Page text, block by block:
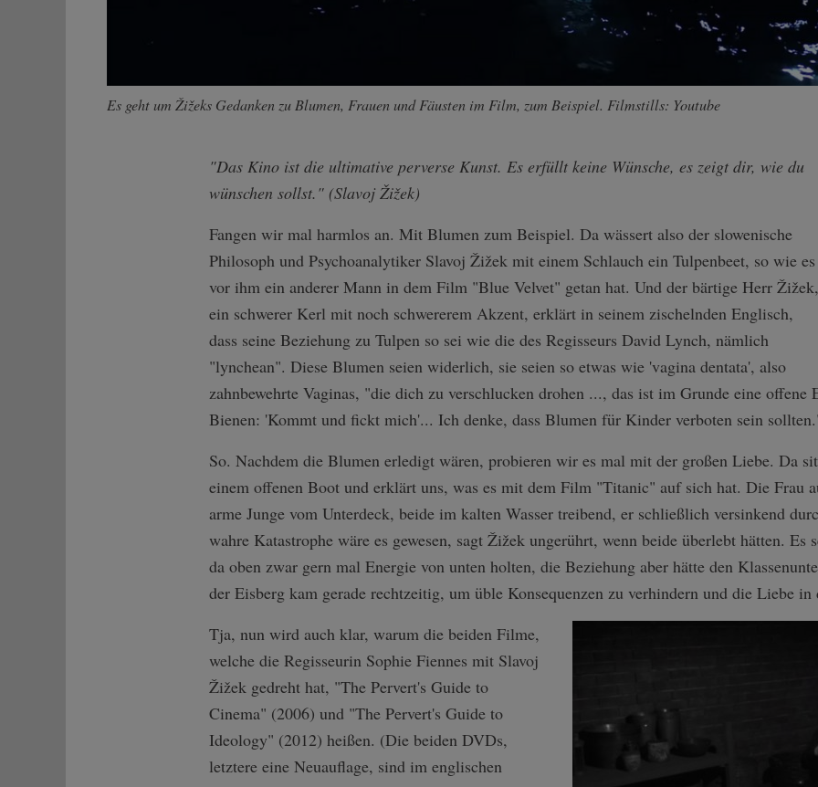
Es geht um Žižeks Gedanken zu Blumen, Frauen und Fäusten im Film, zum Beispiel. Filmstills: Youtube
"Das Kino ist die ultimative perverse Kunst. Es erfüllt keine Wünsche, es zeigt dir, wie du
wünschen sollst." (Slavoj Žižek)
Fangen wir mal harmlos an. Mit Blumen zum Beispiel. Da wässert also der slowenische
Philosoph und Psychoanalytiker Slavoj Žižek mit einem Schlauch ein Tulpenbeet, so wie es
vor ihm ein anderer Mann in dem Film "Blue Velvet" getan hat. Und der bärtige Herr Žižek,
ein schwerer Kerl mit noch schwererem Akzent, erklärt in seinem zischelnden Englisch,
dass seine Beziehung zu Tulpen so sei wie die des Regisseurs David Lynch, nämlich
"lynchean". Diese Blumen seien widerlich, sie seien so etwas wie 'vagina dentata', also
zahnbewehrte Vaginas, "die dich zu verschlucken drohen ..., das ist im Grunde eine offene
Bienen: 'Kommt und fickt mich'... Ich denke, dass Blumen für Kinder verboten sein
So. Nachdem die Blumen erledigt wären, probieren wir es mal mit der großen Liebe. Da
einem offenen Boot und erklärt uns, was es mit dem Film "Titanic" auf sich hat. Die Frau
arme Junge vom Unterdeck, beide im kalten Wasser treibend, er schließlich versinkend
wahre Katastrophe wäre es gewesen, sagt Žižek ungerührt, wenn beide überlebt hätten. Es
da oben zwar gern mal Energie von unten holten, die Beziehung aber hätte den
der Eisberg kam gerade rechtzeitig, um üble Konsequenzen zu verhindern und die Liebe
Tja, nun wird auch klar, warum die beiden Filme,
welche die Regisseurin Sophie Fiennes mit Slavoj
Žižek gedreht hat, "The Pervert's Guide to
Cinema" (2006) und "The Pervert's Guide to
Ideology" (2012) heißen. (Die beiden DVDs,
letztere eine Neuauflage, sind im englischen